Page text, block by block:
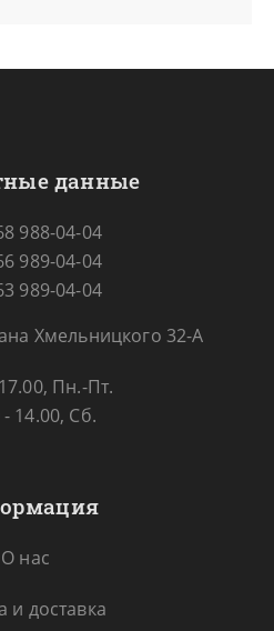
данные
988-04-04
989-04-04
989-04-04
Хмельницкого 32-А
Пн.-Пт.
- 14.00, Сб.
О нас
и доставка